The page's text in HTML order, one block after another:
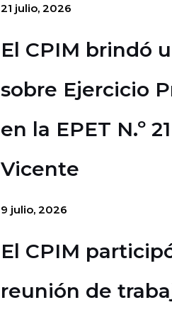
21 julio, 2026
El CPIM brindó
sobre Ejercicio
en la EPET N.º
Vicente
9 julio, 2026
El CPIM
reunión de